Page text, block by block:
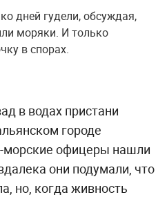
дней гудели, обсуждая,
моряки. И только
в спорах.
в водах пристани
городе
морские офицеры нашли
они подумали, что
но, когда живность